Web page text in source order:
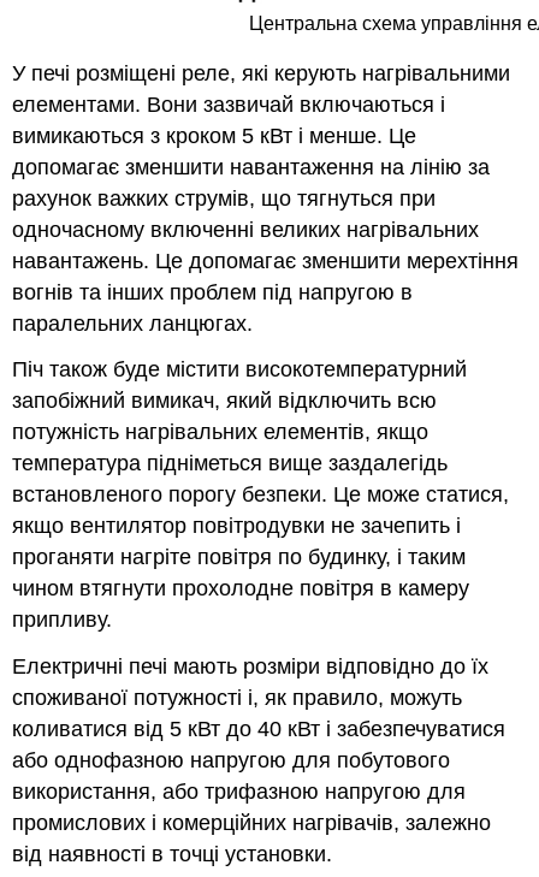
Центральна схема управління
У печі розміщені реле, які керують нагрівальними
елементами. Вони зазвичай включаються і
вимикаються з кроком 5 кВт і менше. Це
допомагає зменшити навантаження на лінію за
рахунок важких струмів, що тягнуться при
одночасному включенні великих нагрівальних
навантажень. Це допомагає зменшити мерехтіння
вогнів та інших проблем під напругою в
паралельних ланцюгах.
Піч також буде містити високотемпературний
запобіжний вимикач, який відключить всю
потужність нагрівальних елементів, якщо
температура підніметься вище заздалегідь
встановленого порогу безпеки. Це може статися,
якщо вентилятор повітродувки не зачепить і
проганяти нагріте повітря по будинку, і таким
чином втягнути прохолодне повітря в камеру
припливу.
Електричні печі мають розміри відповідно до їх
споживаної потужності і, як правило, можуть
коливатися від 5 кВт до 40 кВт і забезпечуватися
або однофазною напругою для побутового
використання, або трифазною напругою для
промислових і комерційних нагрівачів, залежно
від наявності в точці установки.